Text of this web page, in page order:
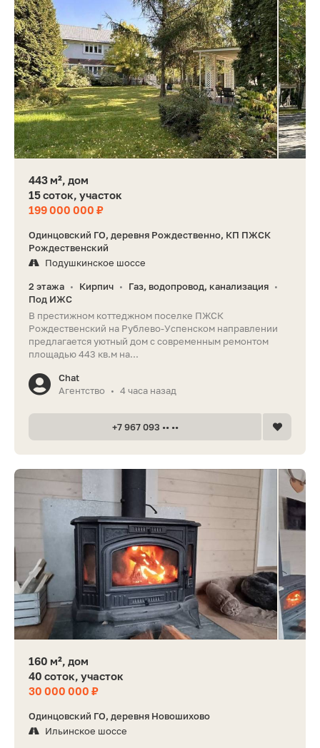
443 м², дом
15 соток, участок
199 000 000 ₽
Одинцовский ГО, деревня Рождественно, КП ПЖСК
Рождественский
Подушкинское шоссе
2 этажа • Кирпич • Газ, водопровод, канализация •
Под ИЖС
В престижном коттеджном поселке ПЖСК
Рождественский на Рублево-Успенском направлении
предлагается уютный дом с современным ремонтом
площадью 443 кв.м на...
Chat
Агентство
• 4 часа назад
+7 967 093 •• ••
160 м², дом
40 соток, участок
30 000 000 ₽
Одинцовский ГО, деревня Новошихово
Ильинское шоссе